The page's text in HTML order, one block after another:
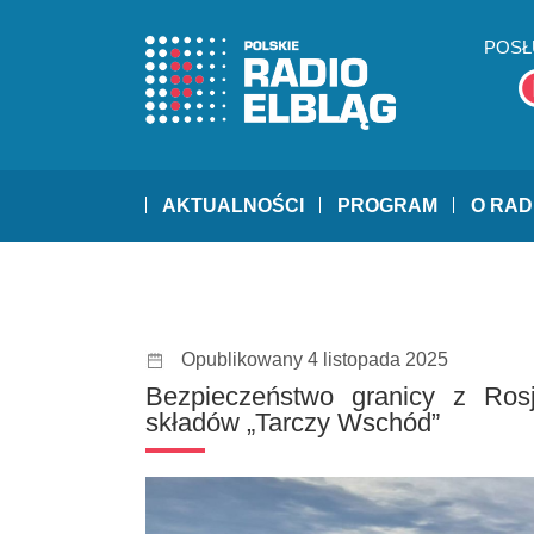
AKTUALNOŚCI PROGRAM O
Opublikowany 4 listopada 2025
Bezpieczeństwo granicy z
składów „Tarczy Wschód”